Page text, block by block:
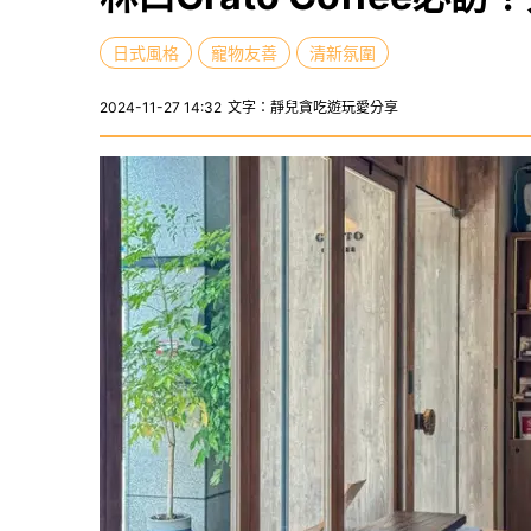
日式風格 寵物友善 清新氛圍
2024-11-27 14:32 文字：靜兒貪吃遊玩愛分享